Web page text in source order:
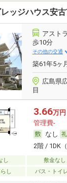
レッジハウス安
アスト
歩10分
その他の交通
築61年5ヶ
広島県
目
3.66万円
管理費-
なし
2階 / 1DK
し 敷金なし
し
バス・トイ